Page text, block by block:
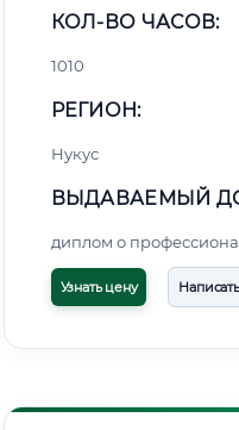
КОЛ-ВО ЧАСОВ:
1010
РЕГИОН:
Нукус
ВЫДАВАЕМЫЙ
диплом о
Узнать цену